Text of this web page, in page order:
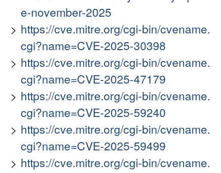
e-november-2025
https://cve.mitre.org/cgi-bin/cvename.
cgi?name=CVE-2025-30398
https://cve.mitre.org/cgi-bin/cvename.
cgi?name=CVE-2025-47179
https://cve.mitre.org/cgi-bin/cvename.
cgi?name=CVE-2025-59240
https://cve.mitre.org/cgi-bin/cvename.
cgi?name=CVE-2025-59499
https://cve.mitre.org/cgi-bin/cvename.